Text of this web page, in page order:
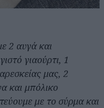
2 αυγά και
γιαούρτι, 1
μας, 2
και μπόλικο
με το σύρμα και